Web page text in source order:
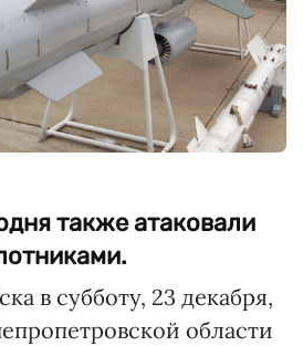
также атаковали
в субботу, 23 декабря,
области